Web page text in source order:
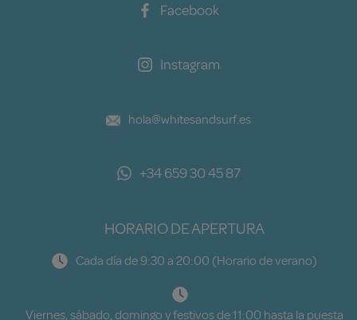
Facebook
Instagram
hola@whitesandsurf.es
+34 659 30 45 87
HORARIO DE APERTURA
Cada día de 9:30 a 20:00 (Horario de verano)
Viernes, sábado, domingo y festivos de 11:00 hasta la puesta